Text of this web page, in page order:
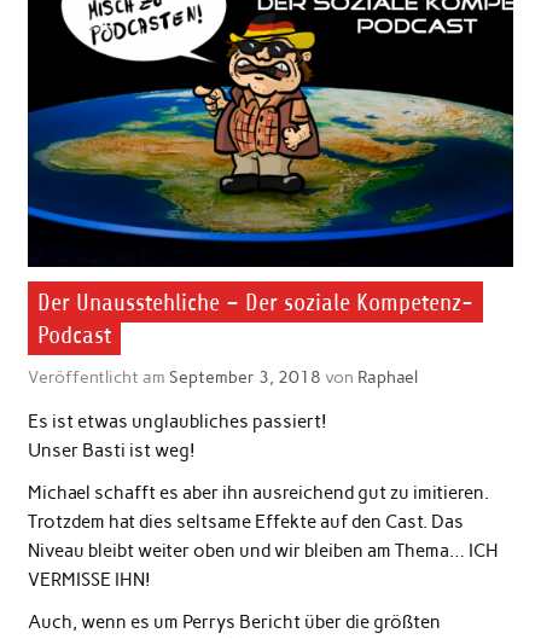
Der Unausstehliche – Der soziale Kompetenz-
Podcast
Veröffentlicht am September 3, 2018 von Raphael
Es ist etwas unglaubliches passiert!
Unser Basti ist weg!
Michael schafft es aber ihn ausreichend gut zu imitieren.
Trotzdem hat dies seltsame Effekte auf den Cast. Das
Niveau bleibt weiter oben und wir bleiben am Thema… ICH
VERMISSE IHN!
Auch, wenn es um Perrys Bericht über die größten